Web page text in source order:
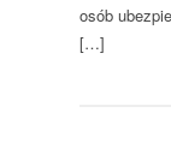
osób
[…]